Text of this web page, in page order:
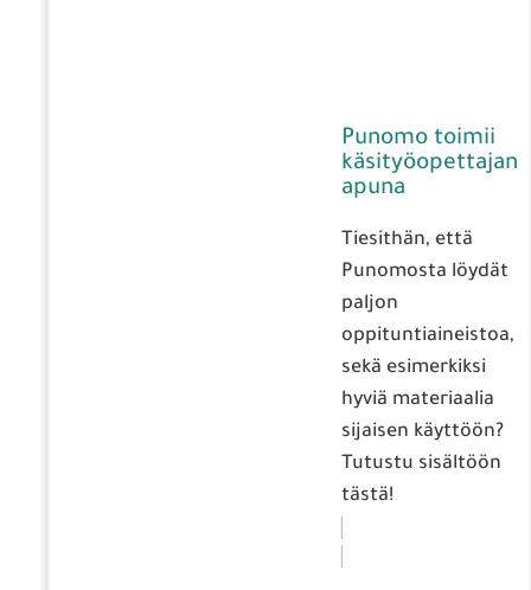
Punomo toimii
käsityöopettajan
apuna
Tiesithän, että
Punomosta löydät
paljon
oppituntiaineistoa,
sekä esimerkiksi
hyviä materiaalia
sijaisen käyttöön?
Tutustu sisältöön
tästä!